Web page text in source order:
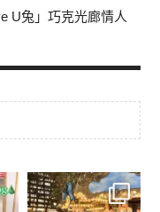
U兔」巧克光廊情人